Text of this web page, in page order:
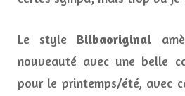
Le style Bilbaoriginal
nouveauté avec une belle
pour le printemps/été, avec